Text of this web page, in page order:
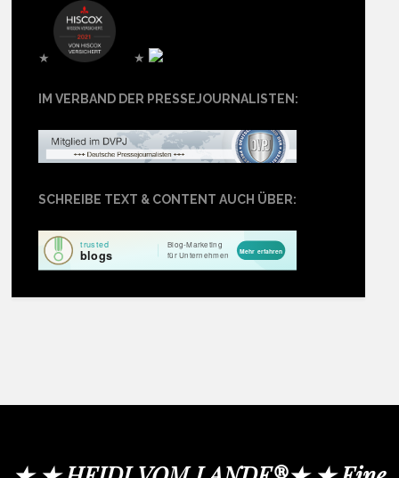
★ ★
IM VERBAND DER PRESSEJOURNALISTEN:
SCHREIBE TEXT & CONTENT AUCH ÜBER: